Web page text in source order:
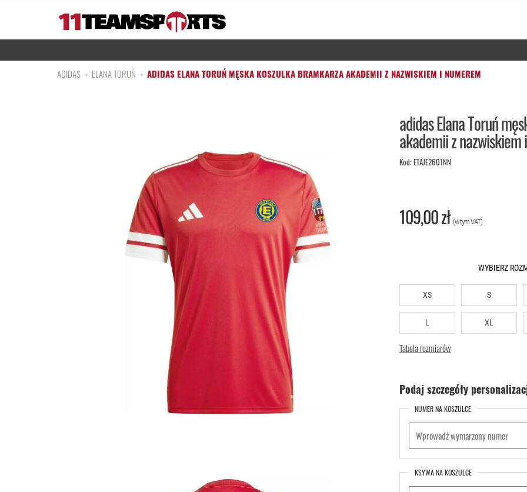
ADIDAS ELANA TORUŃ ADIDAS ELANA TORUŃ MĘSKA KOSZULKA BRAMKARZA AKADEMII Z NAZWISKIEM I NUMEREM
adidas Elana Toruń
akademii z
Kod:ETAJE2601NN
109,00 zł (w tym VAT)
WYBIERZ
XS S
L XL
Tabela rozmiarów
Podaj szczegóły
NUMER NA KOSZULCE
KSYWA NA KOSZULCE